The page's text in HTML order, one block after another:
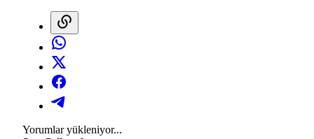
Yorumlar yükleniyor...